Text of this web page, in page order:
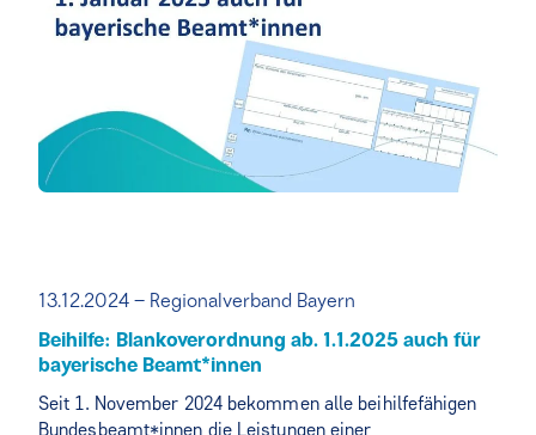
13.12.2024 – Regionalverband Bayern
Beihilfe: Blankoverordnung ab. 1.1.2025 auch für
bayerische Beamt*innen
Seit 1. November 2024 bekommen alle beihilfefähigen
Bundesbeamt*innen die Leistungen einer